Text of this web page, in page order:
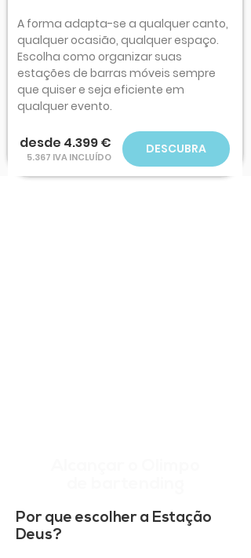
A forma adapta-se a qualquer canto,
qualquer ocasião, qualquer espaço.
Escolha como organizar suas
estações de barras móveis sempre
que quiser e seja eficiente em
qualquer evento.
desde 4.399 €
5.367 IVA INCLUÍDO
DESCUBRA
Por que escolher a Estação
Deus?